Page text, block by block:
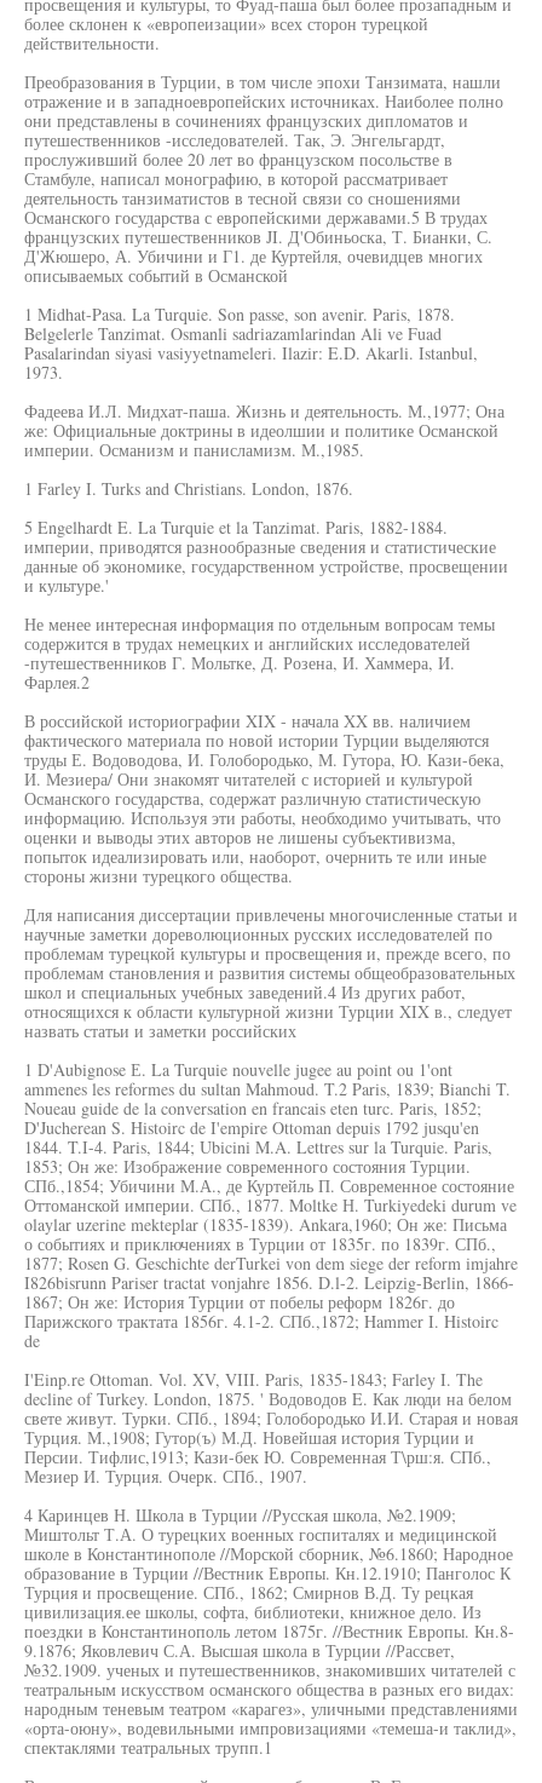
более склонен к «европеизации» всех сторон турецкой
действительности.
Преобразования в Турции, в том числе эпохи Танзимата, нашли
отражение и в западноевропейских источниках. Наиболее полно
они представлены в сочинениях французских дипломатов и
путешественников -исследователей. Так, Э. Энгельгардт,
прослуживший более 20 лет во французском посольстве в
Стамбуле, написал монографию, в которой рассматривает
деятельность танзиматистов в тесной связи со сношениями
Османского государства с европейскими державами.5 В трудах
французских путешественников JI. Д'Обиньоска, Т. Бианки, С.
Д'Жюшеро, А. Убичини и Г1. де Куртейля, очевидцев многих
описываемых событий в Османской
1 Midhat-Pasa. La Turquie. Son passe, son avenir. Paris, 1878.
Belgelerle Tanzimat. Osmanli sadriazamlarindan Ali ve Fuad
Pasalarindan siyasi vasiyyetnameleri. Ilazir: E.D. Akarli. Istanbul,
1973.
Фадеева И.Л. Мидхат-паша. Жизнь и деятельность. М.,1977; Она
же: Официальные доктрины в идеолшии и политике Османской
империи. Османизм и панисламизм. М.,1985.
1 Farley I. Turks and Christians. London, 1876.
5 Engelhardt E. La Turquie et la Tanzimat. Paris, 1882-1884.
империи, приводятся разнообразные сведения и статистические
данные об экономике, государственном устройстве, просвещении
и культуре.'
Не менее интересная информация по отдельным вопросам темы
содержится в трудах немецких и английских исследователей
-путешественников Г. Мольтке, Д. Розена, И. Хаммера, И.
Фарлея.2
В российской историографии XIX - начала XX вв. наличием
фактического материала по новой истории Турции выделяются
труды Е. Водоводова, И. Голобородько, М. Гутора, Ю. Кази-бека,
И. Мезиера/ Они знакомят читателей с историей и культурой
Османского государства, содержат различную статистическую
информацию. Используя эти работы, необходимо учитывать, что
оценки и выводы этих авторов не лишены субъективизма,
попыток идеализировать или, наоборот, очернить те или иные
стороны жизни турецкого общества.
Для написания диссертации привлечены многочисленные статьи и
научные заметки дореволюционных русских исследователей по
проблемам турецкой культуры и просвещения и, прежде всего, по
проблемам становления и развития системы общеобразовательных
школ и специальных учебных заведений.4 Из других работ,
относящихся к области культурной жизни Турции XIX в., следует
назвать статьи и заметки российских
1 D'Aubignose Е. La Turquie nouvelle jugee au point ou 1'ont
ammenes les reformes du sultan Mahmoud. T.2 Paris, 1839; Bianchi T.
Noueau guide de la conversation en francais eten turc. Paris, 1852;
D'Jucherean S. Histoirc de I'empire Ottoman depuis 1792 jusqu'en
1844. T.I-4. Paris, 1844; Ubicini M.A. Lettres sur la Turquie. Paris,
1853; Он же: Изображение современного состояния Турции.
СПб.,1854; Убичини М.А., де Куртейль П. Современное состояние
Оттоманской империи. СПб., 1877. Moltke Н. Turkiyedeki durum ve
olaylar uzerine mekteplar (1835-1839). Ankara,1960; Он же: Письма
о событиях и приключениях в Турции от 1835г. по 1839г. СПб.,
1877; Rosen G. Geschichte derTurkei von dem siege der reform imjahre
I826bisrunn Pariser tractat vonjahre 1856. D.l-2. Leipzig-Berlin, 1866-
1867; Он же: История Турции от побелы реформ 1826г. до
Парижского трактата 1856г. 4.1-2. СПб.,1872; Hammer I. Histoirc
de
I'Einp.re Ottoman. Vol. XV, VIII. Paris, 1835-1843; Farley I. The
decline of Turkey. London, 1875. ' Водоводов E. Как люди на белом
свете живут. Турки. СПб., 1894; Голобородько И.И. Старая и новая
Турция. М.,1908; Гутор(ъ) М.Д. Новейшая история Турции и
Персии. Тифлис,1913; Кази-бек Ю. Современная Т\рш:я. СПб.,
Мезиер И. Турция. Очерк. СПб., 1907.
4 Каринцев Н. Школа в Турции //Русская школа, №2.1909;
Миштольт Т.А. О турецких военных госпиталях и медицинской
школе в Константинополе //Морской сборник, №6.1860; Народное
образование в Турции //Вестник Европы. Кн.12.1910; Панголос К
Турция и просвещение. СПб., 1862; Смирнов В.Д. Ту рецкая
цивилизация.ее школы, софта, библиотеки, книжное дело. Из
поездки в Константинополь летом 1875г. //Вестник Европы. Кн.8-
9.1876; Яковлевич С.А. Высшая школа в Турции //Рассвет,
№32.1909. ученых и путешественников, знакомивших читателей с
театральным искусством османского общества в разных его видах:
народным теневым театром «карагез», уличными представлениями
«орта-оюну», водевильными импровизациями «темеша-и таклид»,
спектаклями театральных трупп.1